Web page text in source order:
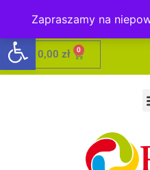
Otwórz
Zapraszamy na
0,00 zł 0